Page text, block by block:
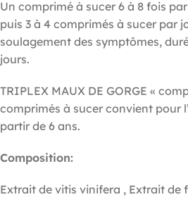
Un comprimé à sucer 6 à 8 fois
puis 3 à 4 comprimés à sucer par
soulagement des symptômes,
jours.
TRIPLEX MAUX DE GORGE «
comprimés à sucer convient pour
partir de 6 ans.
Composition:
Extrait de vitis vinifera , Extrait de